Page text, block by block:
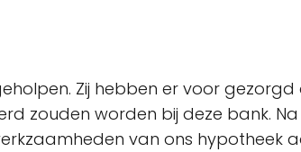
Zij hebben er voor
zouden worden bij deze bank.
van ons hypotheek